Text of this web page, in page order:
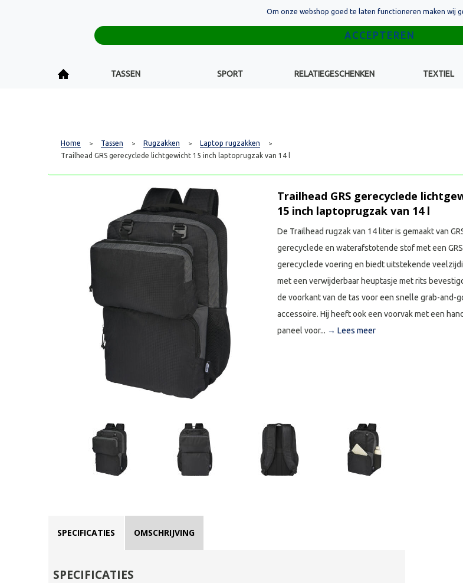
TASSEN SPORT RELATIEGESCHENKEN TEXTIEL
Home > Tassen > Rugzakken > Laptop rugzakken >
Trailhead GRS gerecyclede lichtgewicht 15 inch laptoprugzak van 14 l
Trailhead GRS gerecyclede
15 inch laptoprugzak van 14 l
De Trailhead rugzak van 14 liter is gemaakt van
gerecyclede en waterafstotende stof met een
gerecyclede voering en biedt uitstekende
met een verwijderbaar heuptasje met rits
de voorkant van de tas voor een snelle grab-and-
accessoire. Hij heeft ook een voorvak met een
paneel voor... → Lees meer
SPECIFICATIES OMSCHRIJVING
SPECIFICATIES
Om onze webshop goed te laten functioneren maken wij